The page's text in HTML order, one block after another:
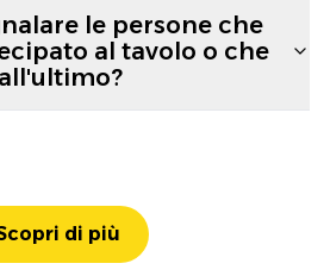
le persone che
al tavolo o che
di più